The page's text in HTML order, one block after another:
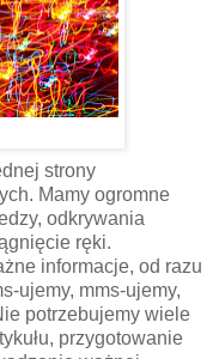
strony
Mamy ogromne
odkrywania
ręki.
informacje, od razu
ujemy, mms-ujemy,
potrzebujemy wiele
przygotowanie